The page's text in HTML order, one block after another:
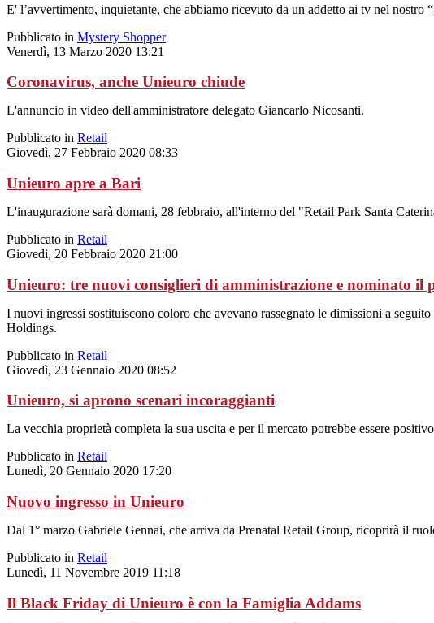
E' l’avvertimento, inquietante, che abbiamo ricevuto da un addetto ai tv nel
Pubblicato in Mystery Shopper
Venerdì, 13 Marzo 2020 13:21
Coronavirus, anche Unieuro chiude
L'annuncio in video dell'amministratore delegato Giancarlo Nicosanti.
Pubblicato in Retail
Giovedì, 27 Febbraio 2020 08:33
Unieuro apre a Bari
L'inaugurazione sarà domani, 28 febbraio, all'interno del "Retail Park Santa
Pubblicato in Retail
Giovedì, 20 Febbraio 2020 21:00
Unieuro: tre nuovi consiglieri di amministrazione e nominato il
I nuovi ingressi sostituiscono coloro che avevano rassegnato le dimissioni a
Holdings.
Pubblicato in Retail
Giovedì, 23 Gennaio 2020 08:52
Unieuro, si aprono scenari incoraggianti
La vecchia proprietà completa la sua uscita e per il mercato potrebbe essere
Pubblicato in Retail
Lunedì, 20 Gennaio 2020 17:20
Nuovo ingresso in Unieuro
Dal 1° marzo Gabriele Gennai, che arriva da Prenatal Retail Group, ricoprirà il
Pubblicato in Retail
Lunedì, 11 Novembre 2019 11:18
Il Black Friday di Unieuro è con la Famiglia Addams